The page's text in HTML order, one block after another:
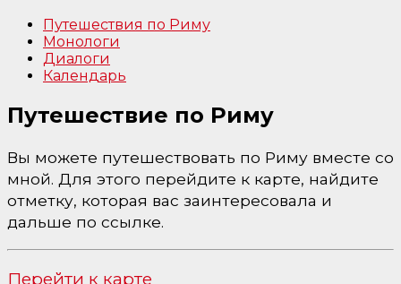
Путешествия по Риму
Монологи
Диалоги
Календарь
Путешествие по Риму
Вы можете путешествовать по Риму вместе со
мной. Для этого перейдите к карте, найдите
отметку, которая вас заинтересовала и
дальше по ссылке.
Перейти к карте